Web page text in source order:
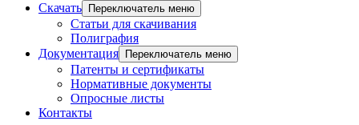
Скачать
Переключатель меню
Статьи для скачивания
Полиграфия
Документация
Переключатель меню
Патенты и сертификаты
Нормативные документы
Опросные листы
Контакты